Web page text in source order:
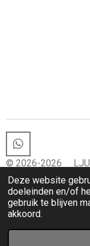
Deze website
doeleinden en/of
gebruik te blijven
akkoord.
W
h
t
s
A
p
p
© 2026-2026
lampen en vintage